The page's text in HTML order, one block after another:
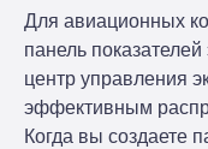
Для авиационных
панель
центр управления
эффективным
Когда вы создаете